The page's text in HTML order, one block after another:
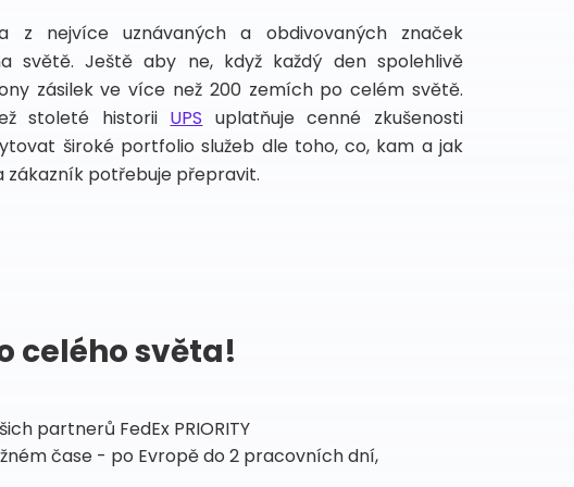
z nejvíce uznávaných a obdivovaných značek
světě. Ještě aby ne, když každý den spolehlivě
zásilek ve více než 200 zemích po celém světě.
stoleté historii UPS uplatňuje cenné zkušenosti
široké portfolio služeb dle toho, co, kam a jak
zákazník potřebuje přepravit.
celého světa!
partnerů FedEx PRIORITY
čase - po Evropě do 2 pracovních dní,